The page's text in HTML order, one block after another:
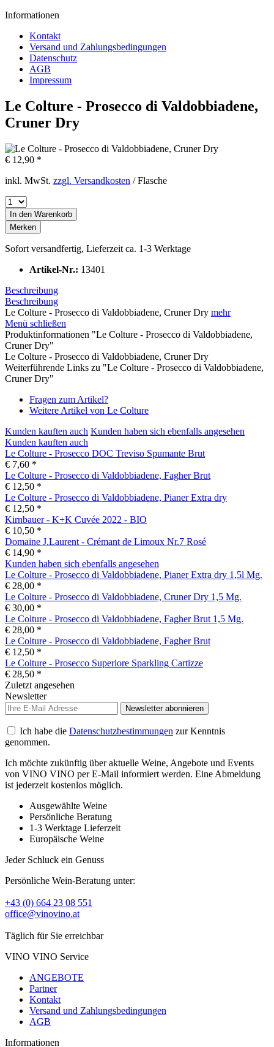
Informationen
Kontakt
Versand und Zahlungsbedingungen
Datenschutz
AGB
Impressum
Le Colture - Prosecco di Valdobbiadene,
Cruner Dry
€ 12,90 *
inkl. MwSt. zzgl. Versandkosten / Flasche
In den Warenkorb
Merken
Sofort versandfertig, Lieferzeit ca. 1-3 Werktage
Artikel-Nr.: 13401
Beschreibung
Beschreibung
Le Colture - Prosecco di Valdobbiadene, Cruner Dry mehr
Menü schließen
Produktinformationen "Le Colture - Prosecco di Valdobbiadene,
Cruner Dry"
Le Colture - Prosecco di Valdobbiadene, Cruner Dry
Weiterführende Links zu "Le Colture - Prosecco di Valdobbiadene,
Cruner Dry"
Fragen zum Artikel?
Weitere Artikel von Le Colture
Kunden kauften auch Kunden haben sich ebenfalls angesehen
Kunden kauften auch
Le Colture - Prosecco DOC Treviso Spumante Brut
€ 7,60 *
Le Colture - Prosecco di Valdobbiadene, Fagher Brut
€ 12,50 *
Le Colture - Prosecco di Valdobbiadene, Pianer Extra dry
€ 12,50 *
Kirnbauer - K+K Cuvée 2022 - BIO
€ 10,50 *
Domaine J.Laurent - Crémant de Limoux Nr.7 Rosé
€ 14,90 *
Kunden haben sich ebenfalls angesehen
Le Colture - Prosecco di Valdobbiadene, Pianer Extra dry 1,5l Mg.
€ 28,00 *
Le Colture - Prosecco di Valdobbiadene, Cruner Dry 1,5 Mg.
€ 30,00 *
Le Colture - Prosecco di Valdobbiadene, Fagher Brut 1,5 Mg.
€ 28,00 *
Le Colture - Prosecco di Valdobbiadene, Fagher Brut
€ 12,50 *
Le Colture - Prosecco Superiore Sparkling Cartizze
€ 28,50 *
Zuletzt angesehen
Newsletter
Newsletter abonnieren
Ich habe die Datenschutzbestimmungen zur Kenntnis
genommen.
Ich möchte zukünftig über aktuelle Weine, Angebote und Events
von VINO VINO per E-Mail informiert werden. Eine Abmeldung
ist jederzeit kostenlos möglich.
Ausgewählte Weine
Persönliche Beratung
1-3 Werktage Lieferzeit
Europäische Weine
Jeder Schluck ein Genuss
Persönliche Wein-Beratung unter:
+43 (0) 664 23 08 551
office@vinovino.at
Täglich für Sie erreichbar
VINO VINO Service
ANGEBOTE
Partner
Kontakt
Versand und Zahlungsbedingungen
AGB
Informationen